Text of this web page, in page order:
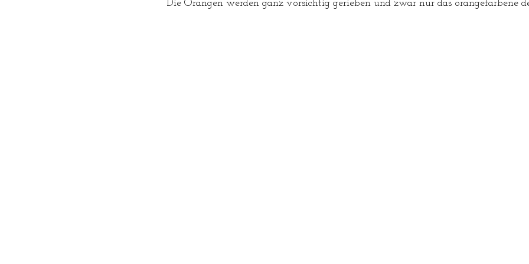
Die Orangen werden ganz vorsichtig gerieben und zwar nur das orangefarbene